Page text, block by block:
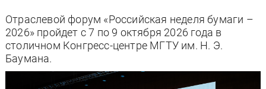
Отраслевой форум «Российская неделя бумаги –
2026» пройдет с 7 по 9 октября 2026 года в
столичном Конгресс-центре МГТУ им. Н. Э.
Баумана.